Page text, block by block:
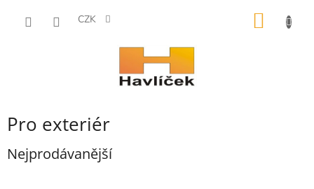
CZK
Pro exteriér
Nejprodávanější